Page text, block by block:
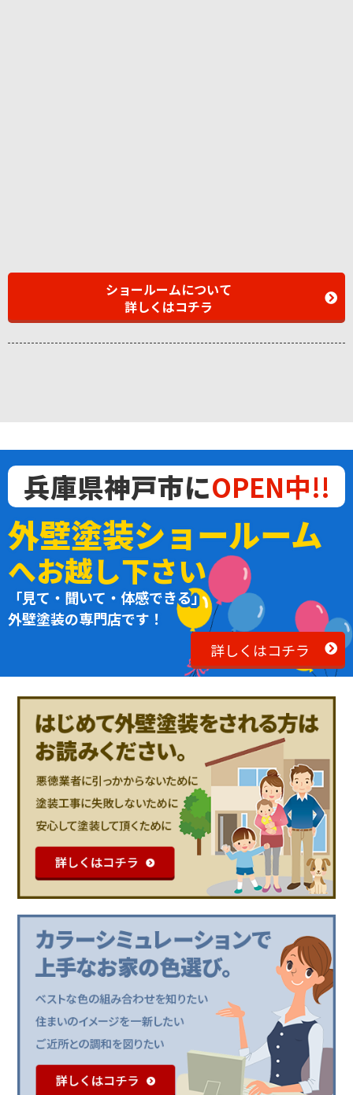
ショールームについて
詳しくはコチラ
兵庫県神戸市にOPEN中!!
外壁塗装ショールーム
へお越し下さい
「見て・聞いて・体感できる」
外壁塗装の専門店です！
詳しくはコチラ